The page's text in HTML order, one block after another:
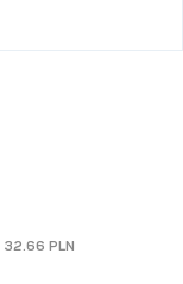
32.66 PLN